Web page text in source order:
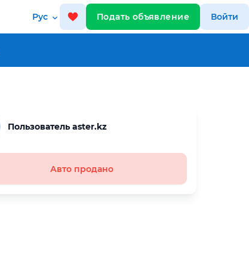
Рус Подать объявление Войти
Пользователь aster.kz
Авто продано